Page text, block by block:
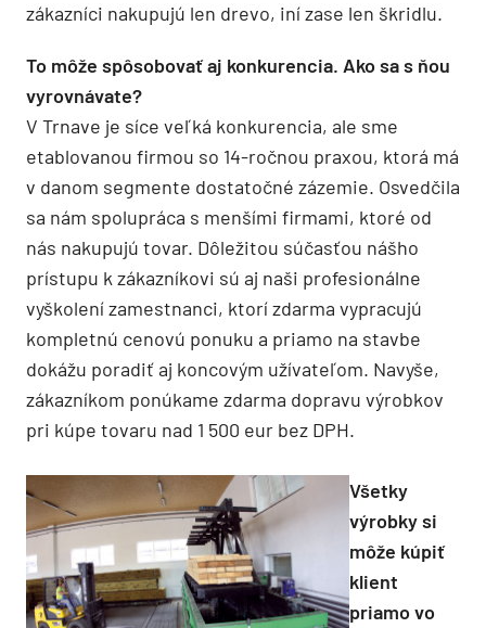
zákazníci nakupujú len drevo, iní zase len škridlu.
To môže spôsobovať aj konkurencia. Ako sa s ňou
vyrovnávate?
V Trnave je síce veľká konkurencia, ale sme
etablovanou firmou so 14-ročnou praxou, ktorá má
v danom segmente dostatočné zázemie. Osvedčila
sa nám spolupráca s menšími firmami, ktoré od
nás nakupujú tovar. Dôležitou súčasťou nášho
prístupu k zákazníkovi sú aj naši profesionálne
vyškolení zamestnanci, ktorí zdarma vypracujú
kompletnú cenovú ponuku a priamo na stavbe
dokážu poradiť aj koncovým užívateľom. Navyše,
zákazníkom ponúkame zdarma dopravu výrobkov
pri kúpe tovaru nad 1 500 eur bez DPH.
Všetky
výrobky si
môže kúpiť
klient
priamo vo